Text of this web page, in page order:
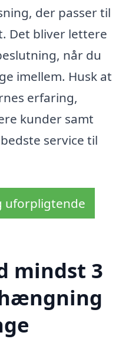
der passer til
Det bliver lettere
når du
imellem. Husk at
erfaring,
kunder samt
service til
uforpligtende
mindst 3